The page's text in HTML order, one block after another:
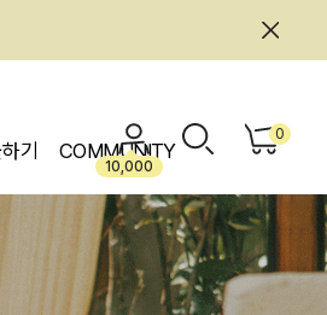
기 COMMUNITY
10,000
0